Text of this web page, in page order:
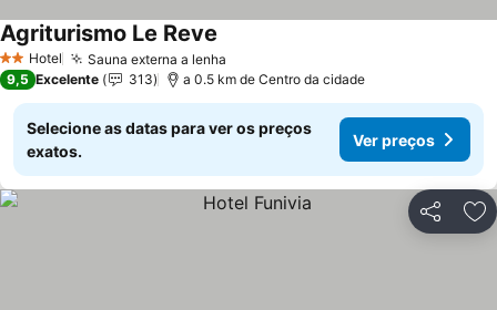
2 Estrelas
Hotel Sauna externa a lenha
Agriturismo Le Reve
9,5 Excelente 313 a 0.5 km de Centro da cidade
Selecione as datas para ver os preços
exatos.
Ver preços
Partilhar